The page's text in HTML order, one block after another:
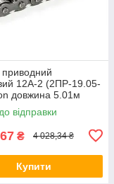
12A-2 (2ПР-19.05-
довжина 5.01м
відправки
₴ 4 028,34 ₴
Купити